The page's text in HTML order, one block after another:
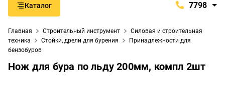
Каталог 7798
+375 (29) 657-77-98
proinstrument-minsk@mail.ru
Главная Строительный инструмент
Силовая и строительная
техника
Стойки, дрели для бурения
Принадлежности для
бензобуров
Нож для бура по льду 200мм, компл 2шт